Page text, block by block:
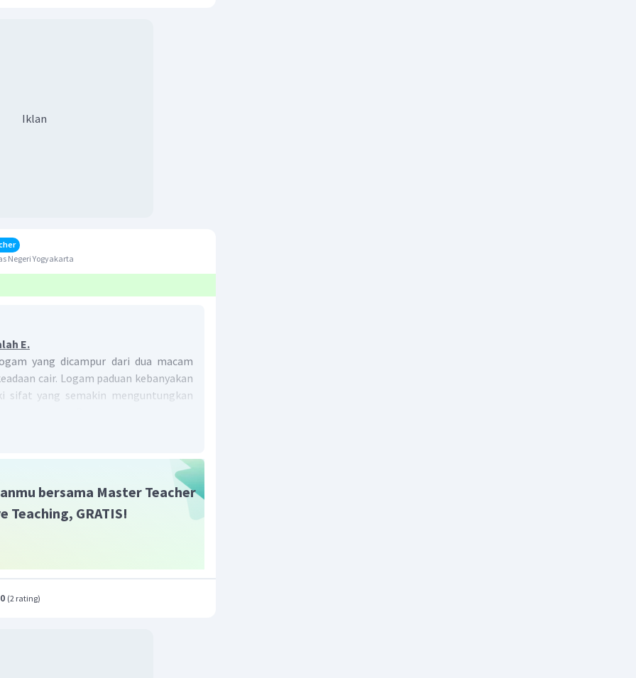
Iklan
Negeri Yogyakarta
E.
yang dicampur dari dua macam
cair. Logam paduan kebanyakan
sifat yang semakin menguntungkan
(Si). Sehingga perunggu dibuat dari
bersama Master Teacher
Teaching, GRATIS!
(2 rating)